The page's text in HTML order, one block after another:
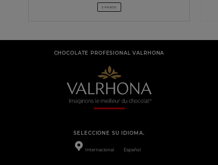
2 PASOS
CHOCOLATE PROFESIONAL VALRHONA
SELECCIONE SU IDIOMA.
Internacional Español